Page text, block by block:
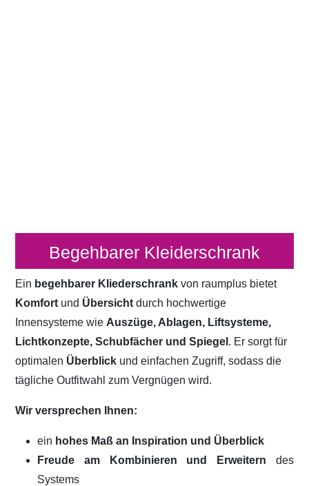
Begehbarer Kleiderschrank
Ein begehbarer Kliederschrankvon raumplus bietet
Komfort und Übersicht durch hochwertige
Innensysteme wie Auszüge, Ablagen, Liftsysteme,
Lichtkonzepte, Schubfächer und Spiegel . Er sorgt für
optimalen Überblick und einfachen Zugriff, sodass die
tägliche Outfitwahl zum Vergnügen wird.
Wir versprechen Ihnen:
ein hohes Maß an Inspiration und Überblick
Freude am Kombinieren und Erweitern des
Systems